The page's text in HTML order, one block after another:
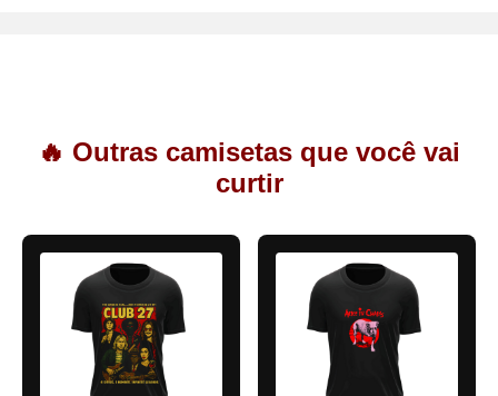
🔥 Outras camisetas que você vai
curtir